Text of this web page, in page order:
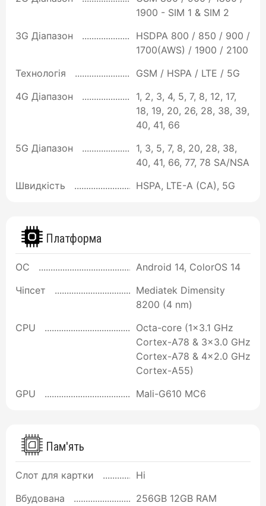
1900 - SIM 1 & SIM 2
3G Діапазон
HSDPA 800 / 850 / 900 /
1700(AWS) / 1900 / 2100
Технологія
GSM / HSPA / LTE / 5G
4G Діапазон
1, 2, 3, 4, 5, 7, 8, 12, 17,
18, 19, 20, 26, 28, 38, 39,
40, 41, 66
5G Діапазон
1, 3, 5, 7, 8, 20, 28, 38,
40, 41, 66, 77, 78 SA/NSA
Швидкість
HSPA, LTE-A (CA), 5G
Платформа
ОС
Android 14, ColorOS 14
Чіпсет
Mediatek Dimensity
8200 (4 nm)
CPU
Octa-core (1x3.1 GHz
Cortex-A78 & 3x3.0 GHz
Cortex-A78 & 4x2.0 GHz
Cortex-A55)
GPU
Mali-G610 MC6
Пам'ять
Слот для картки
Ні
Вбудована
256GB 12GB RAM